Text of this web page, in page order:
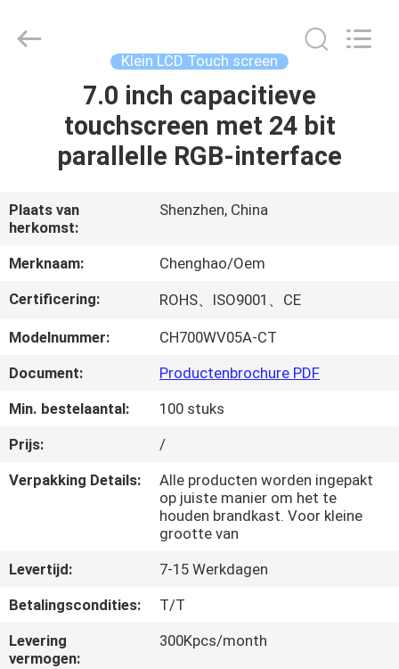
PRODUCTEN
OVER
ONS
FABRIEKSTOCHT
NEEM
CONTACT
MET
EEN
OFFERTE
Optoelectronic
Klein LCD Touch screen
7.0 inch capacitieve
touchscreen met 24 bit
parallelle RGB-interface
Plaats van
herkomst:
Shenzhen, China
Merknaam:
Chenghao/Oem
Certificering:
ROHS、ISO9001、CE
Modelnummer:
CH700WV05A-CT
Document:
Productenbrochure PDF
Min. bestelaantal:
100 stuks
Prijs:
/
Verpakking Details:
Alle producten worden ingepakt
op juiste manier om het te
houden brandkast. Voor kleine
grootte van
Levertijd:
7-15 Werkdagen
Betalingscondities:
T/T
Levering
vermogen:
300Kpcs/month